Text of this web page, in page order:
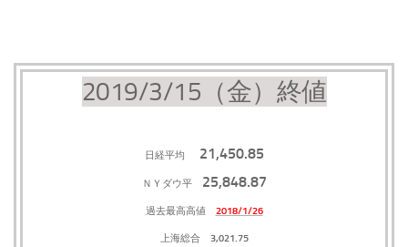
2019/3/15（金）終値
日経平均 21,450.85
ＮＹダウ平 25,848.87
過去最高高値 2018/1/26
上海総合 3,021.75